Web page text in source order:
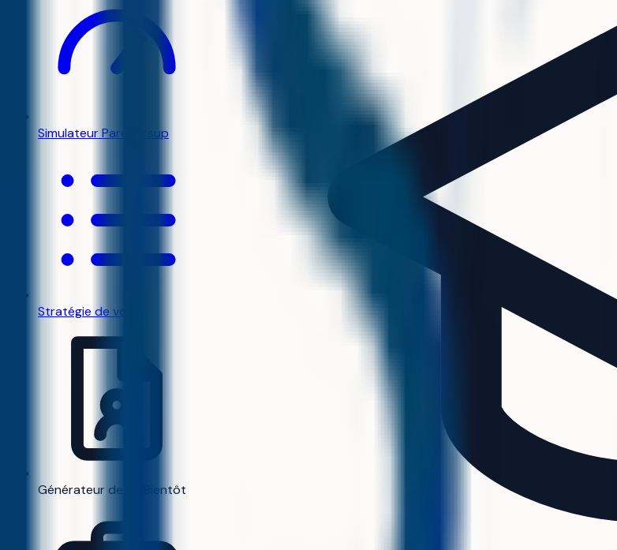
Simulateur Parcoursup
Stratégie de vœux
Générateur de CV Bientôt